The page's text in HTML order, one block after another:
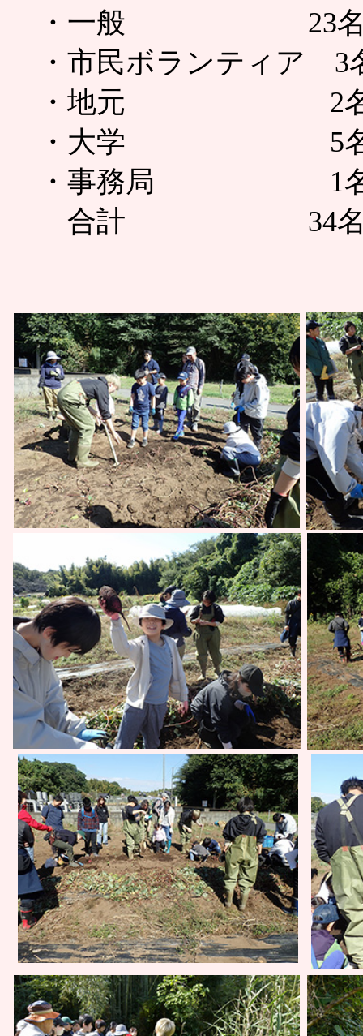
・一般 23名（大
・市民ボランティア 3
・地元 2
・大学 5
・事務局 1
合計 34